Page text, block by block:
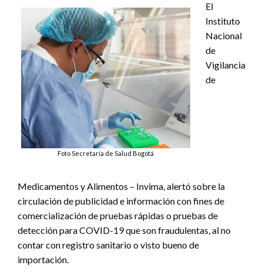
Foto Secretaría de Salud Bogotá
El
Instituto
Nacional
de
Vigilancia
de
Medicamentos y Alimentos – Invima, alertó sobre la
circulación de publicidad e información con fines de
comercialización de pruebas rápidas o pruebas de
detección para COVID-19 que son fraudulentas, al no
contar con registro sanitario o visto bueno de
importación.